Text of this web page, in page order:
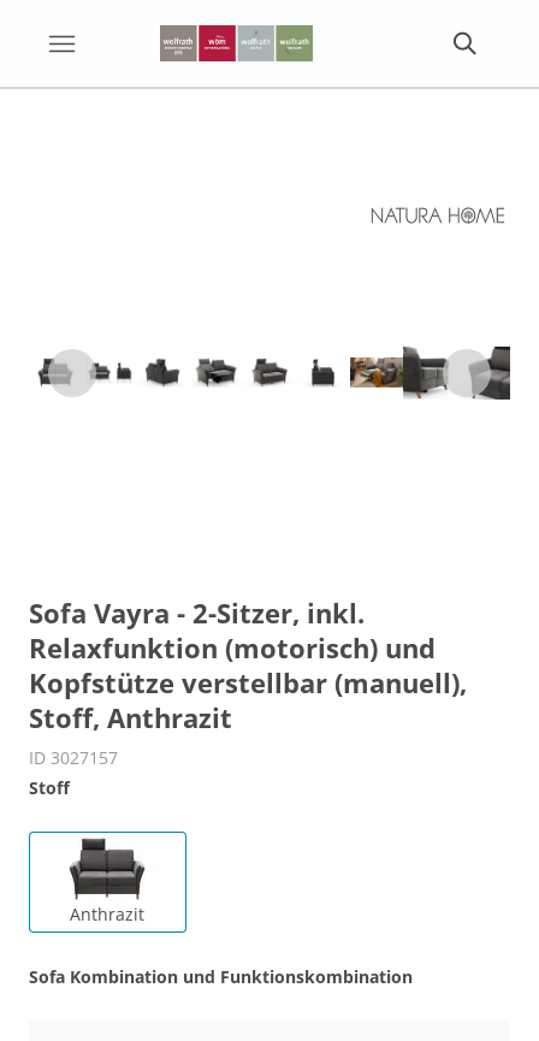
Sofa Vayra - 2-Sitzer, inkl.
Relaxfunktion (motorisch) und
Kopfstütze verstellbar (manuell),
Stoff, Anthrazit
ID 3027157
Stoff
Anthrazit
Sofa Kombination und Funktionskombination